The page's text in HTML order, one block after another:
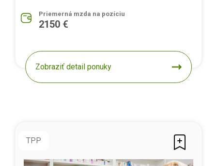
Priemerná mzda na pozíciu
2150 €
Zobraziť detail ponuky
TPP